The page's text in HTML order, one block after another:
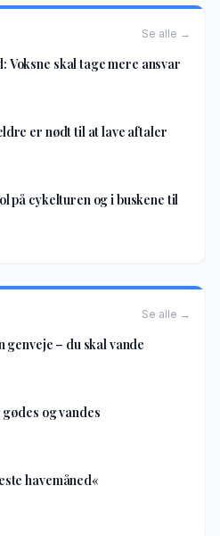
Se alle →
Voksne skal tage mere ansvar
er nødt til at lave aftaler
på cykelturen og i buskene til
Se alle →
genveje – du skal vande
og vandes
havemåned«